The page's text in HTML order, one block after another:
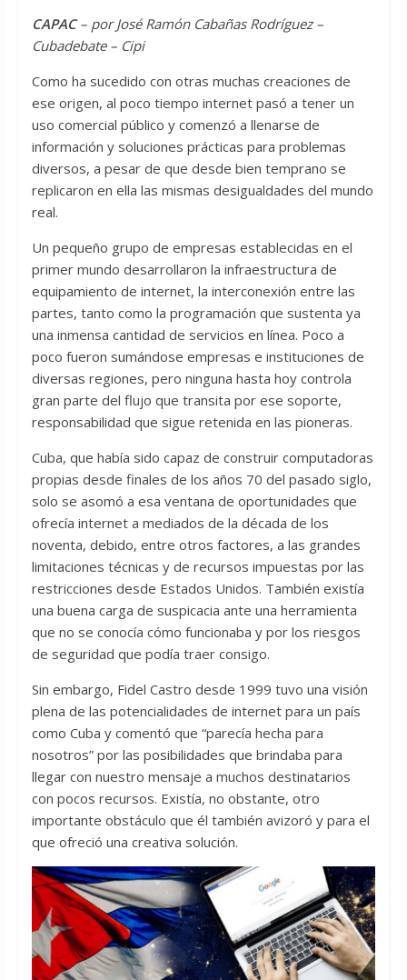
CAPAC– por José Ramón Cabañas Rodríguez –
Cubadebate – Cipi
Como ha sucedido con otras muchas creaciones de
ese origen, al poco tiempo internet pasó a tener un
uso comercial público y comenzó a llenarse de
información y soluciones prácticas para problemas
diversos, a pesar de que desde bien temprano se
replicaron en ella las mismas desigualdades del mundo
real.
Un pequeño grupo de empresas establecidas en el
primer mundo desarrollaron la infraestructura de
equipamiento de internet, la interconexión entre las
partes, tanto como la programación que sustenta ya
una inmensa cantidad de servicios en línea. Poco a
poco fueron sumándose empresas e instituciones de
diversas regiones, pero ninguna hasta hoy controla
gran parte del flujo que transita por ese soporte,
responsabilidad que sigue retenida en las pioneras.
Cuba, que había sido capaz de construir computadoras
propias desde finales de los años 70 del pasado siglo,
solo se asomó a esa ventana de oportunidades que
ofrecía internet a mediados de la década de los
noventa, debido, entre otros factores, a las grandes
limitaciones técnicas y de recursos impuestas por las
restricciones desde Estados Unidos. También existía
una buena carga de suspicacia ante una herramienta
que no se conocía cómo funcionaba y por los riesgos
de seguridad que podía traer consigo.
Sin embargo, Fidel Castro desde 1999 tuvo una visión
plena de las potencialidades de internet para un país
como Cuba y comentó que “parecía hecha para
nosotros” por las posibilidades que brindaba para
llegar con nuestro mensaje a muchos destinatarios
con pocos recursos. Existía, no obstante, otro
importante obstáculo que él también avizoró y para el
que ofreció una creativa solución.